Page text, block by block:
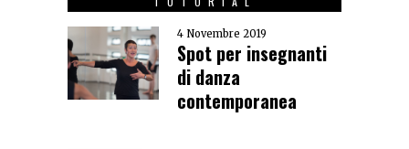
4 Novembre 2019
Spot per insegnanti
di danza
contemporanea